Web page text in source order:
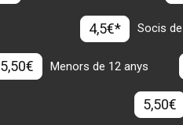
4,5€* Socis
5,50€ Menors de 12 anys
5,50€